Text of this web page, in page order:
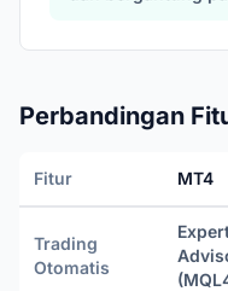
Perbandingan
Fitur MT4
Trading
Otomatis